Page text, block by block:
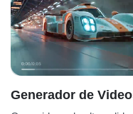
Generador de